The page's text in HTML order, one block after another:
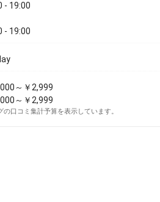
- 19:00
- 19:00
～￥2,999
～￥2,999
の口コミ集計予算を表示しています。